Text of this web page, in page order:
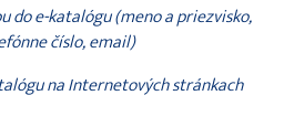
do e-katalógu (meno a priezvisko,
číslo, email)
na Internetových stránkach